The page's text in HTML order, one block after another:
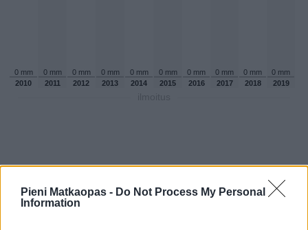
Pieni Matkaopas - Do Not Process My Personal
Information
0 mm 0 mm 0 mm 0 mm 0 mm 0 mm 0 mm 0 mm 0 mm
0 mm
2010
2011 2012 2013 2014 2015 2016 2017 2018 2019